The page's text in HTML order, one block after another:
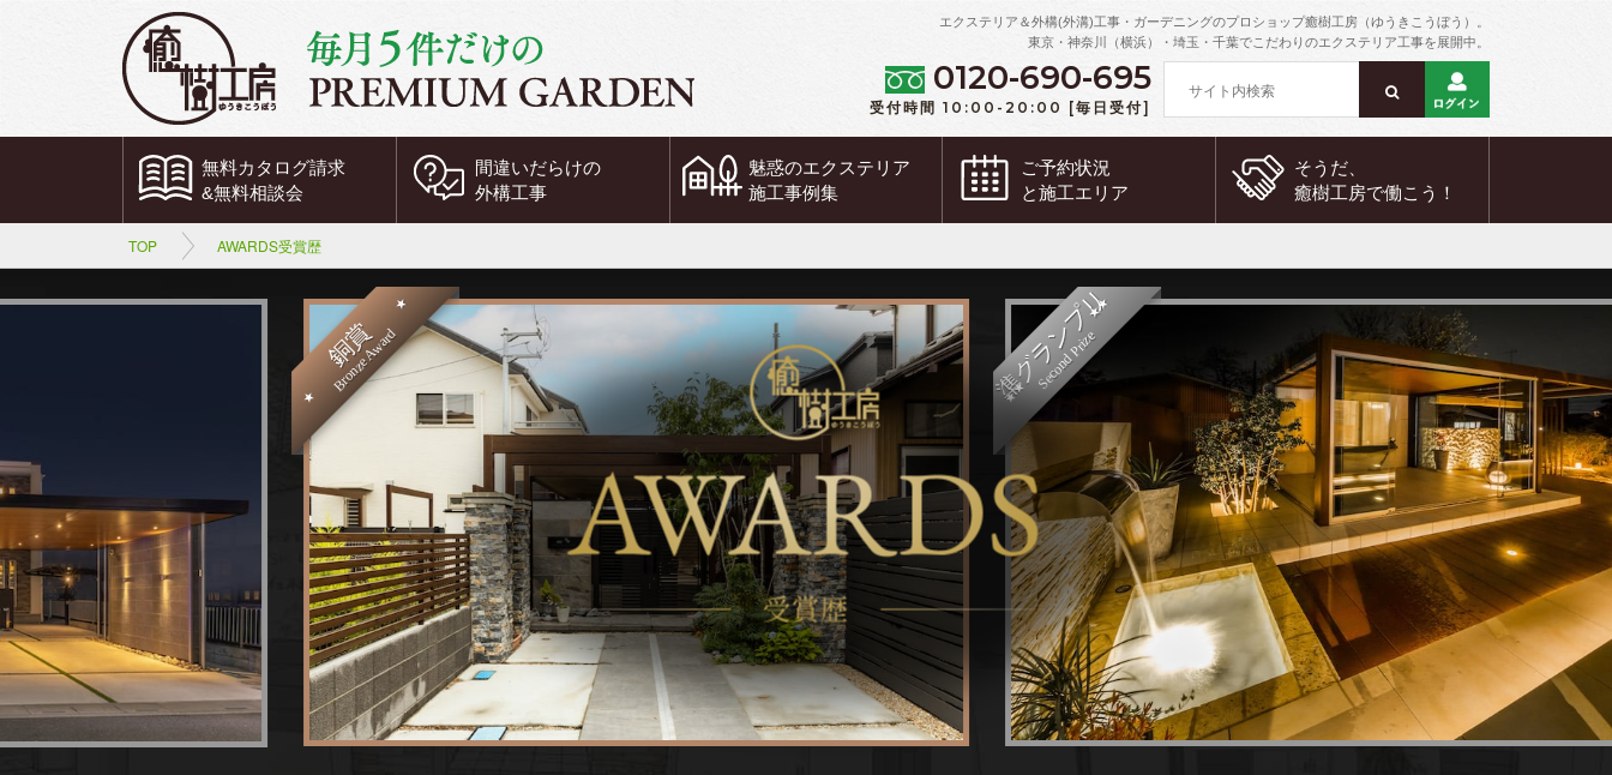
エクステリア＆外構(外溝)工事・ガーデニングのプロショップ癒樹工房（ゆうきこうぼう）。
東京・神奈川（横浜）・埼玉・千葉でこだわりのエクステリア工事を展開中。
0120-690-695
受付時間 10:00-20:00 [毎日受付]
無料カタログ請求
&無料相談会
間違いだらけの
外構工事
魅惑のエクステリア
施工事例集
ご予約状況
と施工エリア
そうだ、
癒樹工房で働こう！
TOP AWARDS受賞歴
準グランプリ
Second Prize